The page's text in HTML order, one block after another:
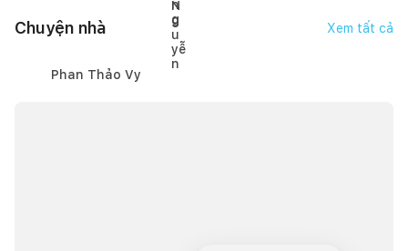
Chuyện nhà Xem tất cả
Phan Thảo Vy